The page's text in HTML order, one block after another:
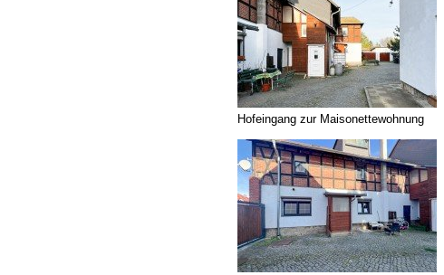
Hofeingang zur Maisonettewohnung